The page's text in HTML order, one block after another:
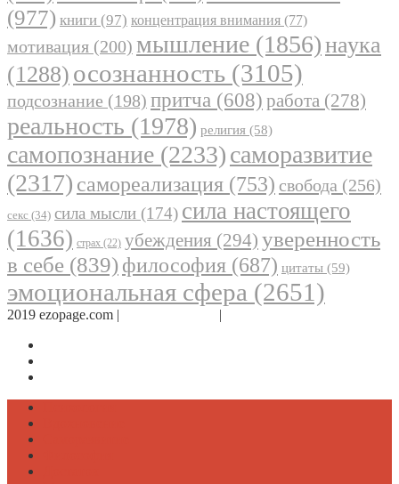
(977) книги (97) концентрация внимания (77)
мотивация (200) мышление (1856)наука
(1288) осознанность (3105)
подсознание (198) притча (608) работа (278)
реальность (1978) религия (58)
самопознание (2233)саморазвитие
(2317) самореализация (753) свобода (256)
секс (34) сила мысли (174) сила настоящего
(1636) страх (22) убеждения (294) уверенность
в себе (839) философия (687) цитаты (59)
эмоциональная сфера (2651)
2019 ezopage.com | |